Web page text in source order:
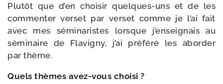
Plutôt que d’en choi­sir quelques-​uns et de les
com­men­ter ver­set par ver­set comme je l’ai fait
avec mes sémi­na­ristes lorsque j’enseignais au
sémi­naire de Flavigny, j’ai pré­fé­ré les abor­der
par thème.
Quels thèmes avez-​vous choisi ?